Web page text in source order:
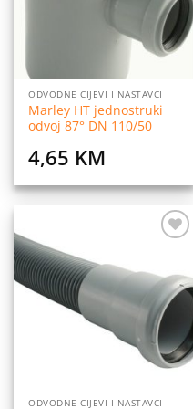
ODVODNE CIJEVI I NASTAVCI
Marley HT jednostruki
odvoj 87° DN 110/50
4,65 KM
listu
želja
ODVODNE CIJEVI I NASTAVCI